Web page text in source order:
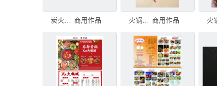
商用作品 火锅午餐肉 商用作品